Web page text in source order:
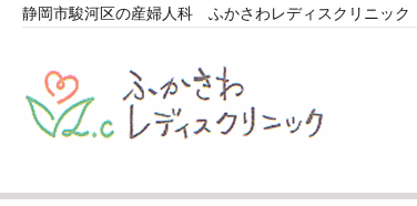
静岡市駿河区の産婦人科 ふかさわレディスクリニック